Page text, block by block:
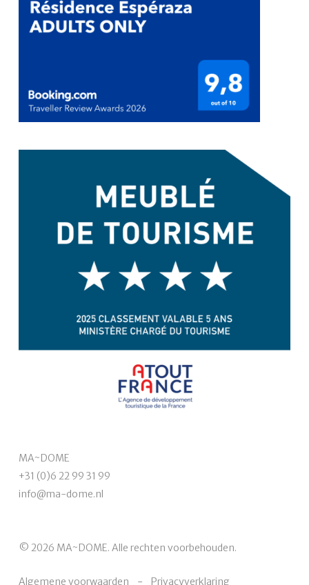
MA~DOME
+31 (0)6 22 99 31 99
info@ma-dome.nl
© 2026 MA~DOME. Alle rechten voorbehouden.
Algemene voorwaarden Privacyverklaring